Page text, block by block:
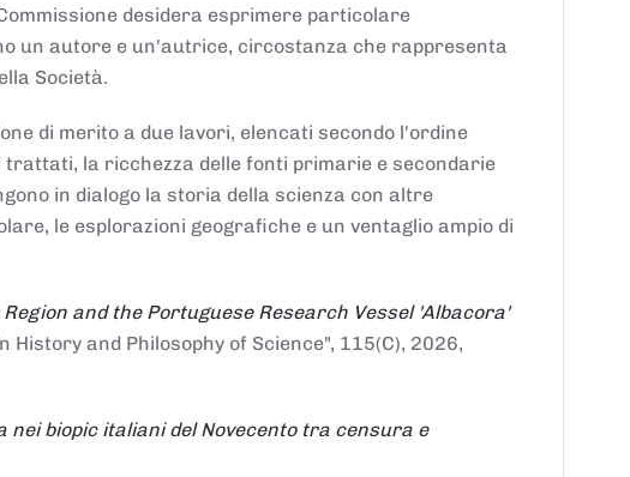
desidera esprimere particolare
un autore e un'autrice, circostanza che rappresenta
Società.
di merito a due lavori, elencati secondo l'ordine
la ricchezza delle fonti primarie e secondarie
in dialogo la storia della scienza con altre
le esplorazioni geografiche e un ventaglio ampio di
and the Portuguese Research Vessel 'Albacora'
History and Philosophy of Science", 115(C), 2026,
nei biopic italiani del Novecento tra censura e